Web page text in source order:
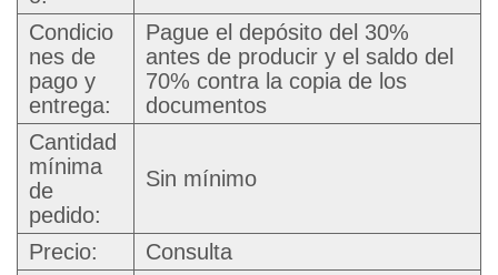
Condicio
nes de
pago y
entrega:
Pague el depósito del 30%
antes de producir y el saldo del
70% contra la copia de los
documentos
Cantidad
mínima
de
pedido:
Sin mínimo
Precio:
Consulta